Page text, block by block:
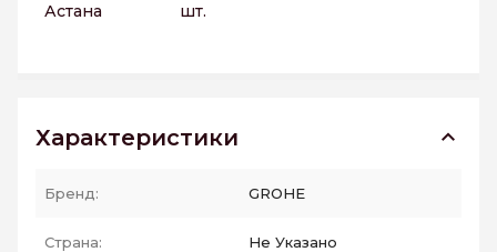
Астана
шт.
Характеристики
Бренд: GROHE
Страна: Не Указано